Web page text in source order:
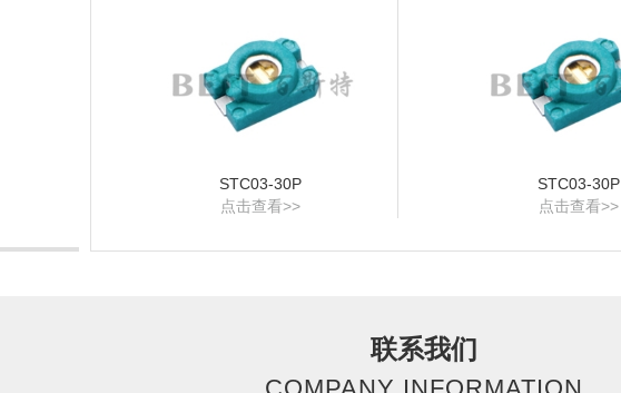
STC03-30P
点击查看>>
STC03-30P
点击查看>>
联系我们